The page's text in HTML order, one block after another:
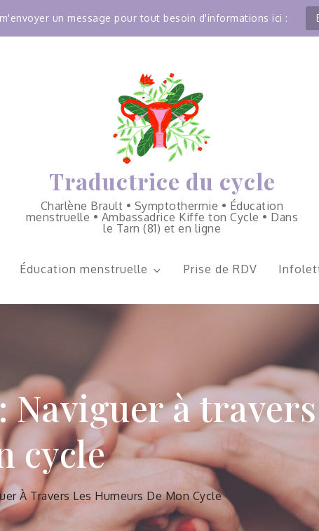
un message pour tout besoin d'informations ici :
Traductrice du cycle
Charlène Brault • Symptothermie • Éducation
menstruelle • Ambassadrice Kiffe ton Cycle • Dans
le Tarn (81) et en ligne
Éducation menstruelle Prise de RDV
Naviguer à
cycle
À Travers Les Humeurs De Mon Cycle